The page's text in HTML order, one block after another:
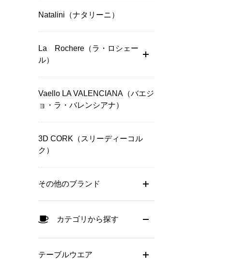
Natalini（ナタリーニ）
La Rochere（ラ・ロシェー
ル）
Vaello LA VALENCIANA（バエジ
ョ・ラ・バレンシアナ）
3D CORK（スリーディーコル
ク）
その他のブランド
カテゴリから探す
テーブルウエア